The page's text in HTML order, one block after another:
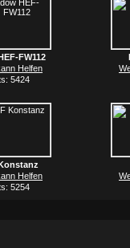
FW112
Helfen
5424
Helfen
5254